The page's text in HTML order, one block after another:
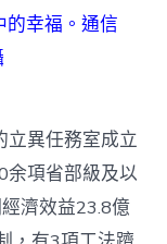
的幸福。通信
異任務室成立
余項省部級及以
濟效益23.8億